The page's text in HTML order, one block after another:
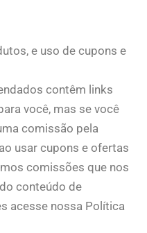
e uso de cupons e
contêm links
você, mas se você
comissão pela
usar cupons e ofertas
comissões que nos
conteúdo de
acesse nossa Política